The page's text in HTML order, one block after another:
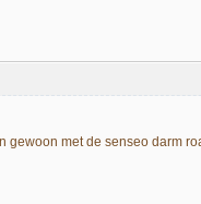
gewoon met de senseo darm